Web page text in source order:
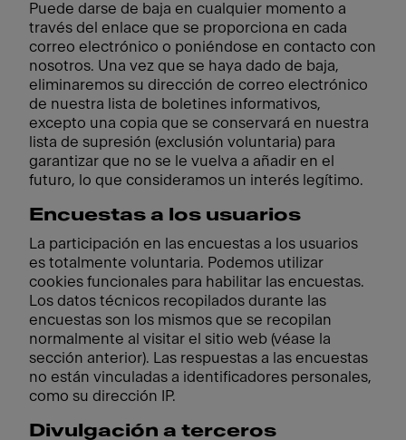
Puede darse de baja en cualquier momento a
través del enlace que se proporciona en cada
correo electrónico o poniéndose en contacto con
nosotros. Una vez que se haya dado de baja,
eliminaremos su dirección de correo electrónico
de nuestra lista de boletines informativos,
excepto una copia que se conservará en nuestra
lista de supresión (exclusión voluntaria) para
garantizar que no se le vuelva a añadir en el
futuro, lo que consideramos un interés legítimo.
Encuestas a los usuarios
La participación en las encuestas a los usuarios
es totalmente voluntaria. Podemos utilizar
cookies funcionales para habilitar las encuestas.
Los datos técnicos recopilados durante las
encuestas son los mismos que se recopilan
normalmente al visitar el sitio web (véase la
sección anterior). Las respuestas a las encuestas
no están vinculadas a identificadores personales,
como su dirección IP.
Divulgación a terceros